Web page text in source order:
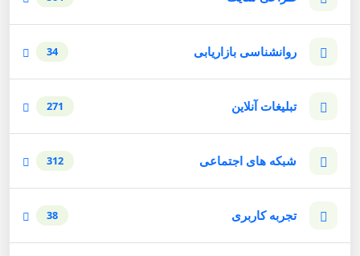
روانشناسی بازاریابی 34
تبلیغات آنلاین 271
شبکه های اجتماعی 312
تجربه کاربری 38